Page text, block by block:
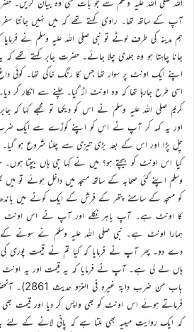
آپ کے ساتھ تھا۔ راوی کہتے تھے کہ میں نہیں جانتا
ہم مدینہ کی طرف لوٹے تو نبی صلی اللہ علیہ وسلم نے
جانا چاہتا ہو وہ جلدی چلا جائے۔ حضرت جابر کہتے تھے
اپنے ایک اونٹ پر سوار تھا جس کا رنگ خاکی تھا۔ کوئی
اسی طرح جارہا تھا کہ وہ اونٹ اَڑ گیا۔ چلنے سے انکار کر
کریم صلی اللہ علیہ وسلم نے اس کو دیکھا تو مجھے کہا کہ
اور یہ کہہ کر آپ نے اس کو اپنے کوڑے سے ایک ضرب
چل پڑا اور اس کے بعد بڑی تیزی سے چلنا شروع ہو گیا۔
کیا اس اونٹ کو بیچتے ہو؟ میں نے کہا جی ہاں بیچتا ہوں۔
وسلم اپنے کئی صحابہ کے ساتھ مسجد میں داخل ہوئے تو
کو مسجد کے سامنے پتھر کے فرش کے ایک کونے میں
کا اونٹ ہے۔ آپ باہر نکلے اور آپ نے اس اونٹ کے
ہمارا اونٹ ہے۔ نبی صلی اللہ علیہ وسلم نے سونے کے
دے دو۔ پھر آپ نے فرمایا کہ کیا تم نے قیمت پوری
ہاں لے لی ہے۔ آپ نے فرمایا کہ یہ قیمت اور یہ اونٹ
باب من ضرب
فرماتے ہوئے اس اونٹ کو بھی واپس کر دیا اور قیمت بھی
کہ ایک روایت میںیہ بھی ملتا ہے کہ پانی لانے کے لئے